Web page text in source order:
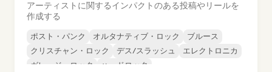
アーティストに関するインパクトのある投稿やリールを
作成する
ポスト・パンク オルタナティブ・ロック
ブルース
クリスチャン・ロック
デス/スラッシュ
エレクトロニカ
ガレージ・ロック
ハードロック